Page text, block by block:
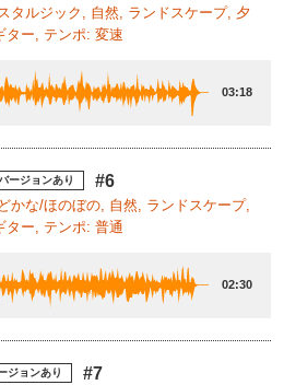
タルジック, 自然, ランドスケープ, 夕
ター, テンポ: 変速
03:18
ージョンあり #6
かな/ほのぼの, 自然, ランドスケープ,
ター, テンポ: 普通
02:30
ジョンあり #7